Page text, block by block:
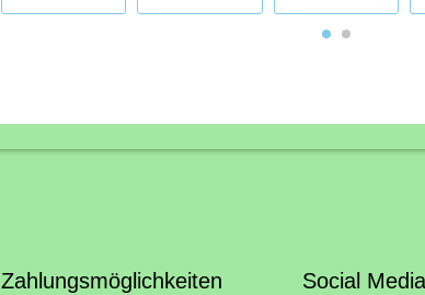
Zahlungsmöglichkeiten Social Media